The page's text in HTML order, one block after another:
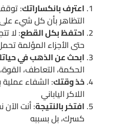
اعترف بانكساراتك: توقف
التظاهر بأن كل شيء على
احتفظ بكل القطع: لا
حتى الأجزاء المؤلمة
ابحث عن الذهب في
الحكمة، التعاطف،
خذ وقتك: الشفاء
اللاكر الياباني
افتخر بالنتيجة: أنت
كسرك، بل بسببه